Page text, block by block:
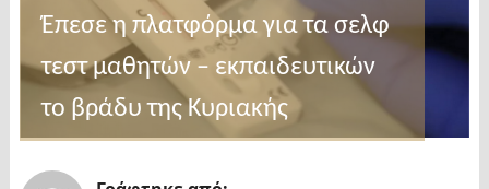
Έπεσε η πλατφόρμα για τα σελφ
τεστ μαθητών – εκπαιδευτικών
το βράδυ της Κυριακής